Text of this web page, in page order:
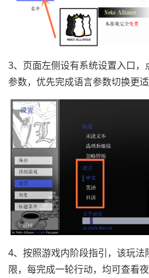
3、页面左侧设有系统设置入口
参数，优先完成语言参数切换更适
4、按照游戏内阶段指引，该玩
限，每完成一轮行动，均可查看